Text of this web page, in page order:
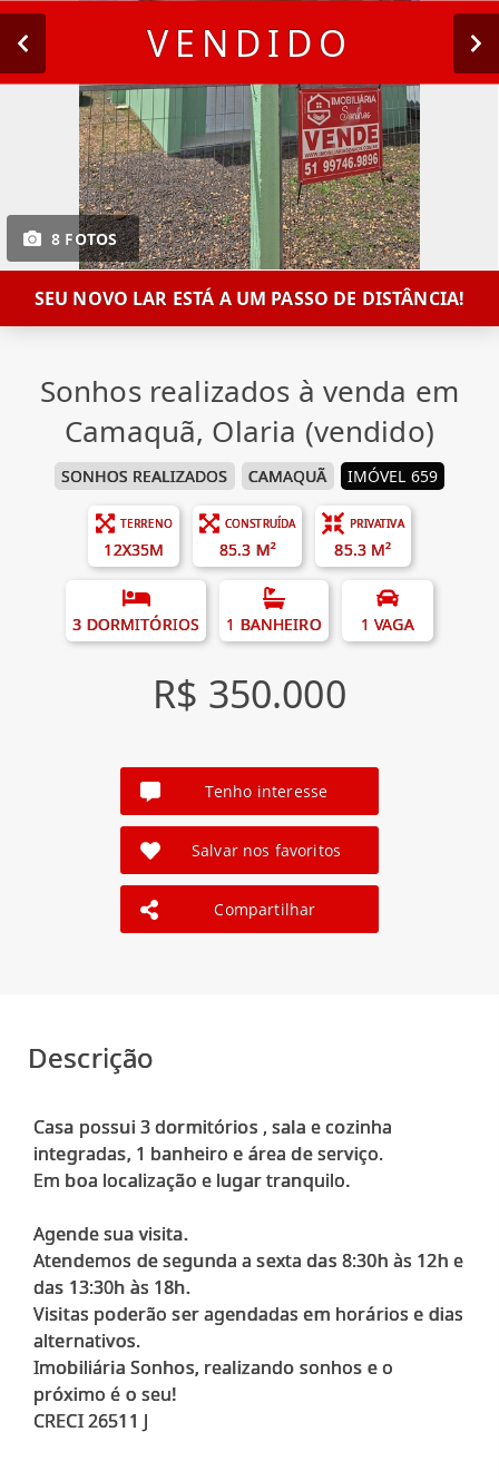
8 FOTOS
VENDIDO
SEU NOVO LAR ESTÁ A UM PASSO DE DISTÂNCIA!
Sonhos realizados à venda em
Camaquã, Olaria (vendido)
SONHOS REALIZADOS CAMAQUÃ IMÓVEL 659
TERRENO
12X35M
CONSTRUÍDA
85.3 M²
PRIVATIVA
85.3 M²
3 DORMITÓRIOS 1 BANHEIRO 1 VAGA
R$ 350.000
Tenho interesse
Salvar nos favoritos
Compartilhar
Descrição
Casa possui 3 dormitórios , sala e cozinha
integradas, 1 banheiro e área de serviço.
Em boa localização e lugar tranquilo.
Agende sua visita.
Atendemos de segunda a sexta das 8:30h às 12h e
das 13:30h às 18h.
Visitas poderão ser agendadas em horários e dias
alternativos.
Imobiliária Sonhos, realizando sonhos e o
próximo é o seu!